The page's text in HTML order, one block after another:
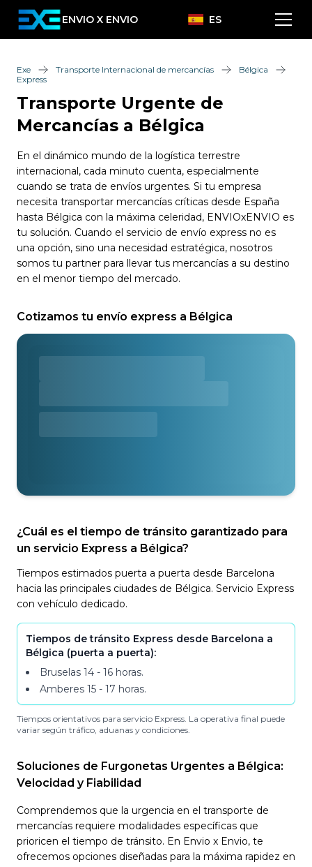
ENVIO X ENVIO ES
Exe Transporte Internacional de mercancías
Bélgica
Express
Transporte Urgente de
Mercancías a Bélgica
En el dinámico mundo de la logística terrestre
internacional, cada minuto cuenta, especialmente
cuando se trata de envíos urgentes. Si tu empresa
necesita transportar mercancías críticas desde España
hasta Bélgica con la máxima celeridad, ENVIOxENVIO es
tu solución. Cuando el servicio de envío express no es
una opción, sino una necesidad estratégica, nosotros
somos tu partner para llevar tus mercancías a su destino
en el menor tiempo del mercado.
Cotizamos tu envío express a Bélgica
¿Cuál es el tiempo de tránsito garantizado para
un servicio Express a Bélgica?
Tiempos estimados puerta a puerta desde Barcelona
hacia las principales ciudades de Bélgica. Servicio Express
con vehículo dedicado.
Tiempos de tránsito Express desde Barcelona a
Bélgica (puerta a puerta):
Bruselas 14 - 16 horas.
Amberes 15 - 17 horas.
Tiempos orientativos para servicio Express. La operativa final puede
variar según tráfico, aduanas y condiciones.
Soluciones de Furgonetas Urgentes a Bélgica:
Velocidad y Fiabilidad
Comprendemos que la urgencia en el transporte de
mercancías requiere modalidades específicas que
prioricen el tiempo de tránsito. En Envio x Envio, te
ofrecemos opciones diseñadas para la máxima rapidez en